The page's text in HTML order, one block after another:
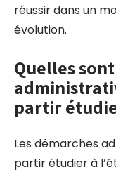
réussir dans un
évolution.
Quelles
partir
Les démarches
partir étudier à